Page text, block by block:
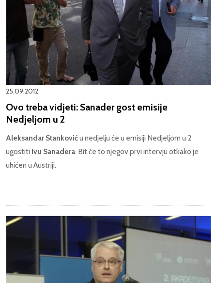
25.09.2012.
Ovo treba vidjeti: Sanader gost emisije
Nedjeljom u 2
Aleksandar Stankoviću nedjelju će u emisiji Nedjeljom u 2
ugostiti Ivu Sanadera. Bit će to njegov prvi intervju otkako je
uhićen u Austriji.